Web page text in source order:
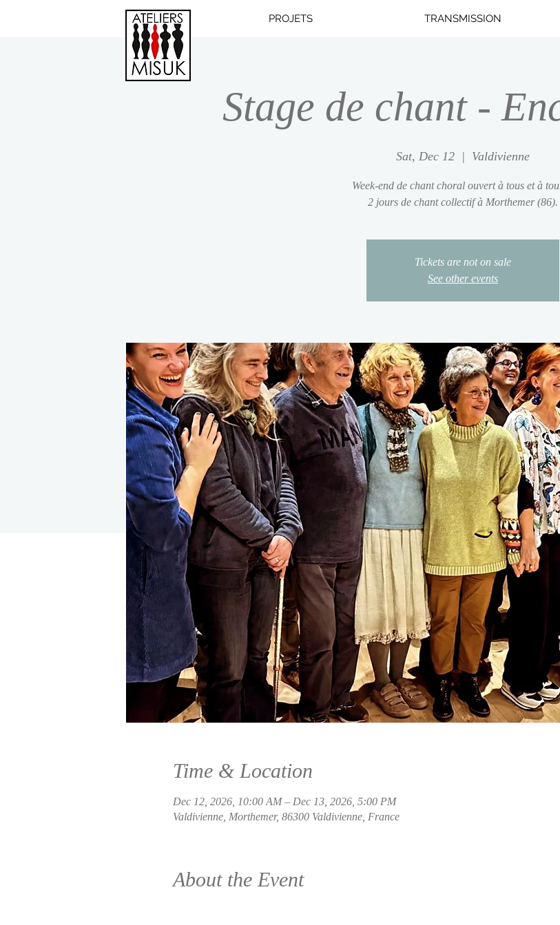
PROJETS TRANSMISSION
Stage de chant -
Sat, Dec 12
  |
Valdivienne
Week-end de chant choral ouvert à tous et à
2 jours de chant collectif à Morthemer (86).
Tickets are not on sale
See other events
Time & Location
Dec 12, 2026, 10:00 AM – Dec 13, 2026, 5:00 PM
Valdivienne, Morthemer, 86300 Valdivienne, France
About the Event